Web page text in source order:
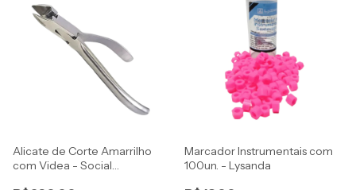
Alicate de Corte Amarrilho
com Videa - Social
Marcador Instrumentais com
100un. - Lysanda